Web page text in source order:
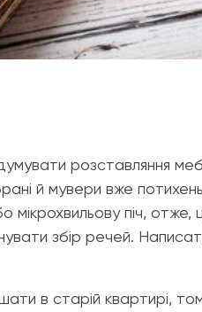
розставляння
й мувери вже
піч,
збір речей.
в старій квартирі,